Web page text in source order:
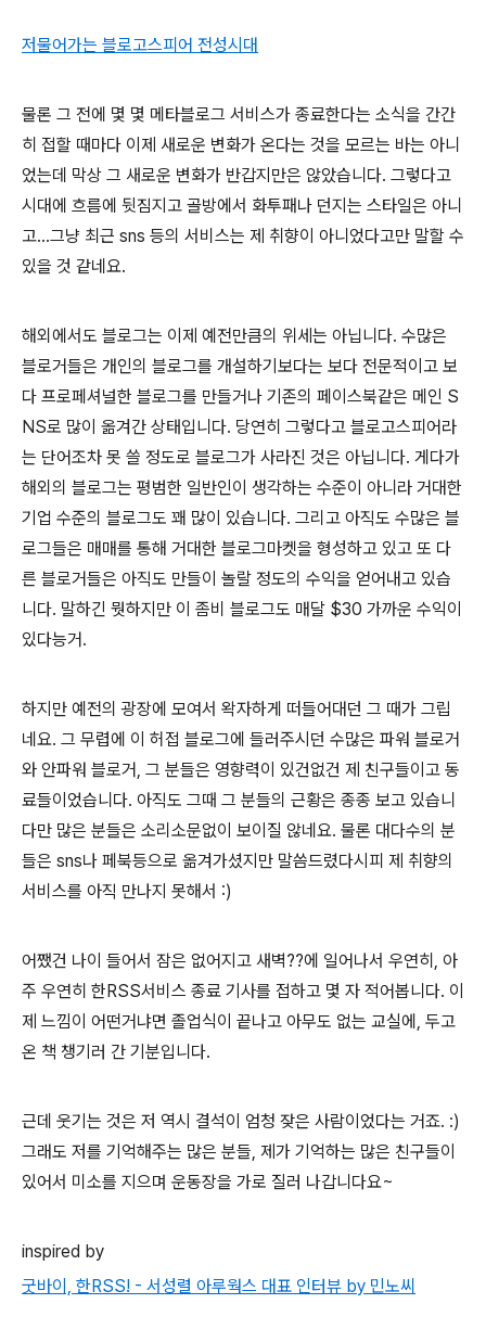
저물어가는 블로고스피어 전성시대
물론 그 전에 몇 몇 메타블로그 서비스가 종료한다는 소식을 간간
히 접할 때마다 이제 새로운 변화가 온다는 것을 모르는 바는 아니
었는데 막상 그 새로운 변화가 반갑지만은 않았습니다. 그렇다고
시대에 흐름에 뒷짐지고 골방에서 화투패나 던지는 스타일은 아니
고...그냥 최근 sns 등의 서비스는 제 취향이 아니었다고만 말할 수
있을 것 같네요.
해외에서도 블로그는 이제 예전만큼의 위세는 아닙니다. 수많은
블로거들은 개인의 블로그를 개설하기보다는 보다 전문적이고 보
다 프로페셔널한 블로그를 만들거나 기존의 페이스북같은 메인 S
NS로 많이 옮겨간 상태입니다. 당연히 그렇다고 블로고스피어라
는 단어조차 못 쓸 정도로 블로그가 사라진 것은 아닙니다. 게다가
해외의 블로그는 평범한 일반인이 생각하는 수준이 아니라 거대한
기업 수준의 블로그도 꽤 많이 있습니다. 그리고 아직도 수많은 블
로그들은 매매를 통해 거대한 블로그마켓을 형성하고 있고 또 다
른 블로거들은 아직도 만들이 놀랄 정도의 수익을 얻어내고 있습
니다. 말하긴 뭣하지만 이 좀비 블로그도 매달 $30 가까운 수익이
있다능거.
하지만 예전의 광장에 모여서 왁자하게 떠들어대던 그 때가 그립
네요. 그 무렵에 이 허접 블로그에 들러주시던 수많은 파워 블로거
와 안파워 블로거, 그 분들은 영향력이 있건없건 제 친구들이고 동
료들이었습니다. 아직도 그때 그 분들의 근황은 종종 보고 있습니
다만 많은 분들은 소리소문없이 보이질 않네요. 물론 대다수의 분
들은 sns나 페북등으로 옮겨가셨지만 말씀드렸다시피 제 취향의
서비스를 아직 만나지 못해서 :)
어쨌건 나이 들어서 잠은 없어지고 새벽??에 일어나서 우연히, 아
주 우연히 한RSS서비스 종료 기사를 접하고 몇 자 적어봅니다. 이
제 느낌이 어떤거냐면 졸업식이 끝나고 아무도 없는 교실에, 두고
온 책 챙기러 간 기분입니다.
근데 웃기는 것은 저 역시 결석이 엄청 잦은 사람이었다는 거죠. :)
그래도 저를 기억해주는 많은 분들, 제가 기억하는 많은 친구들이
있어서 미소를 지으며 운동장을 가로 질러 나갑니다요~
inspired by
굿바이, 한RSS! - 서성렬 아루웍스 대표 인터뷰 by 민노씨